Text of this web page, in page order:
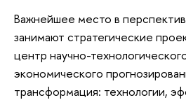
Важнейшее место в
занимают стратегические
центр научно-
экономического
трансформация: технологии,